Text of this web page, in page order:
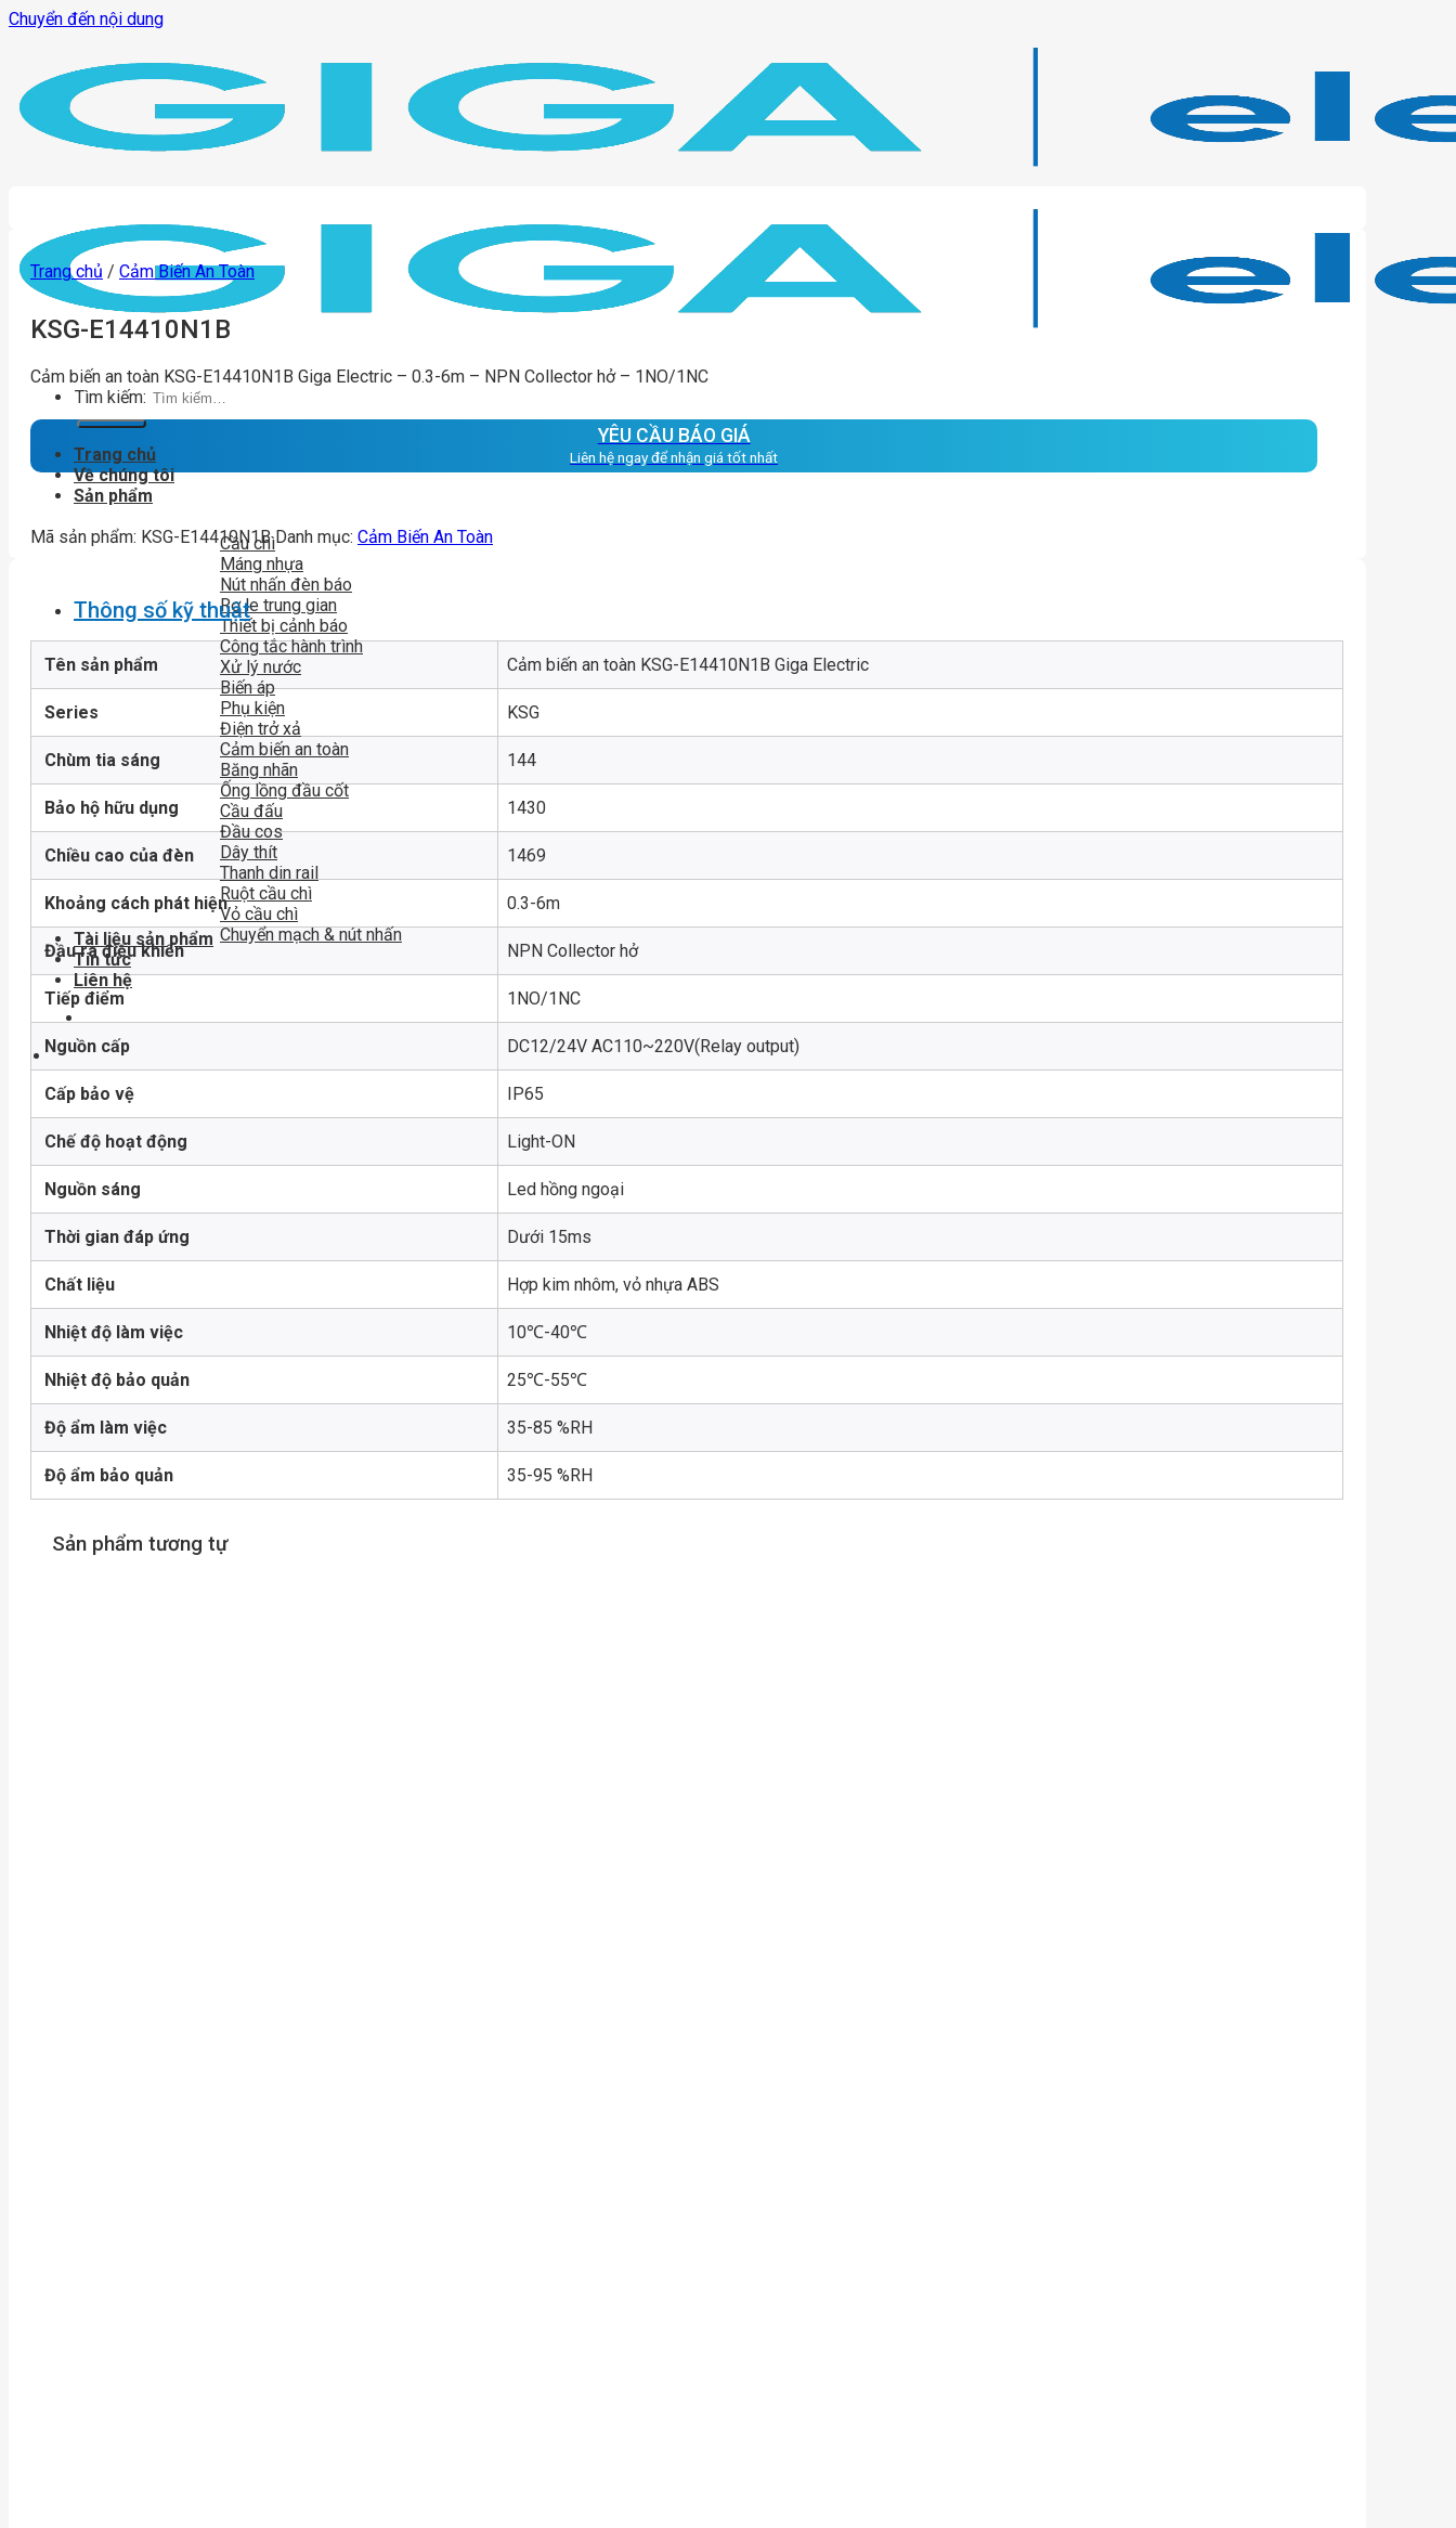
Chuyển đến nội dung
Tìm kiếm:
Trang chủ
Về chúng tôi
Sản phẩm
Cầu chì
Máng nhựa
Nút nhấn đèn báo
Rơ le trung gian
Thiết bị cảnh báo
Công tắc hành trình
Xử lý nước
Biến áp
Phụ kiện
Điện trở xả
Cảm biến an toàn
Băng nhãn
Ống lồng đầu cốt
Cầu đấu
Đầu cos
Dây thít
Thanh din rail
Ruột cầu chì
Vỏ cầu chì
Chuyển mạch & nút nhấn
Tài liệu sản phẩm
Tin tức
Liên hệ
Trang chủ / Cảm Biến An Toàn
KSG-E14410N1B
Cảm biến an toàn KSG-E14410N1B Giga Electric – 0.3-6m – NPN Collector hở – 1NO/1NC
YÊU CẦU BÁO GIÁ
Liên hệ ngay để nhận giá tốt nhất
Mã sản phẩm: KSG-E14410N1B Danh mục: Cảm Biến An Toàn
Thông số kỹ thuật
Tên sản phẩm Cảm biến an toàn KSG-E14410N1B Giga Electric
Series KSG
Chùm tia sáng 144
Bảo hộ hữu dụng 1430
Chiều cao của đèn 1469
Khoảng cách phát hiện 0.3-6m
Đầu ra điều khiển NPN Collector hở
Tiếp điểm 1NO/1NC
Nguồn cấp DC12/24V AC110~220V(Relay output)
Cấp bảo vệ IP65
Chế độ hoạt động Light-ON
Nguồn sáng Led hồng ngoại
Thời gian đáp ứng Dưới 15ms
Chất liệu Hợp kim nhôm, vỏ nhựa ABS
Nhiệt độ làm việc 10℃-40℃
Nhiệt độ bảo quản 25℃-55℃
Độ ẩm làm việc 35-85 %RH
Độ ẩm bảo quản 35-95 %RH
Sản phẩm tương tự